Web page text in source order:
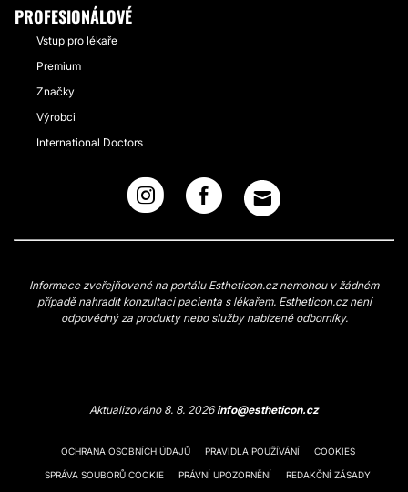
PROFESIONÁLOVÉ
Vstup pro lékaře
Premium
Značky
Výrobci
International Doctors
Informace zveřejňované na portálu Estheticon.cz nemohou v žádném
případě nahradit konzultaci pacienta s lékařem. Estheticon.cz není
odpovědný za produkty nebo služby nabízené odborníky.
Aktualizováno 8. 8. 2026info@estheticon.cz
OCHRANA OSOBNÍCH ÚDAJŮ PRAVIDLA POUŽÍVÁNÍ COOKIES
SPRÁVA SOUBORŮ COOKIE PRÁVNÍ UPOZORNĚNÍ REDAKČNÍ ZÁSADY